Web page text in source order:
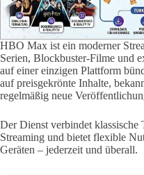
HBO Max ist ein moderner
Serien, Blockbuster-Filme und
auf einer einzigen Plattform
auf preisgekrönte Inhalte,
regelmäßig neue
Der Dienst verbindet
Streaming und bietet flexible
Geräten – jederzeit und überall.